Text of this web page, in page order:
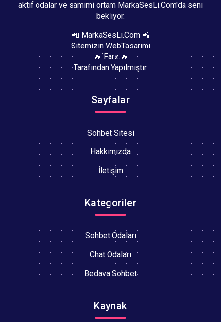
aktif odalar ve samimi ortam MarkaSesLi.Com'da seni
bekliyor.
📲 MarkaSesLi.Com 📲
Sitemizin WebTasarımı
🔥`Farz.🔥
Tarafından Yapılmıştır.
Sayfalar
Sohbet Sitesi
Hakkımızda
İletişim
Kategoriler
Sohbet Odaları
Chat Odaları
Bedava Sohbet
Kaynak